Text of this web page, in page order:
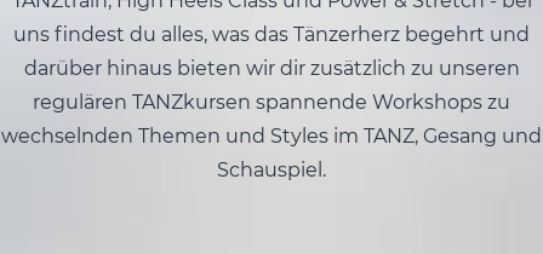
uns findest du alles, was das Tänzerherz begehrt und
darüber hinaus bieten wir dir zusätzlich zu unseren
regulären TANZkursen spannende Workshops zu
wechselnden Themen und Styles im TANZ, Gesang und
Schauspiel.